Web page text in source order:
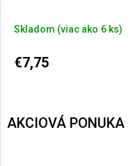
Skladom (>6 ks)
€7,75
AKCIOVÁ PONUKA